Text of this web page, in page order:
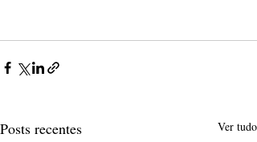
Posts recentes Ver tudo